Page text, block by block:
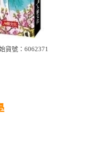
貨號：6062371